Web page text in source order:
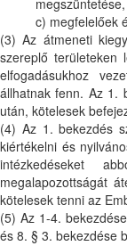
megszüntetése,
c) megfelelőek
(3) Az átmeneti
szereplő területeken
elfogadásukhoz
állhatnak fenn. Az 1.
után, kötelesek
(4) Az 1. bekezdés
kiértékelni és
intézkedéseket
megalapozottságát
kötelesek tenni az
(5) Az 1-4.
és 8. § 3. bekezdése